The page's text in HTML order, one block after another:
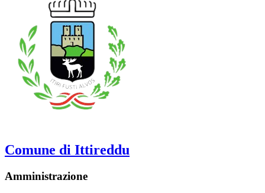
Comune di Ittireddu
Amministrazione